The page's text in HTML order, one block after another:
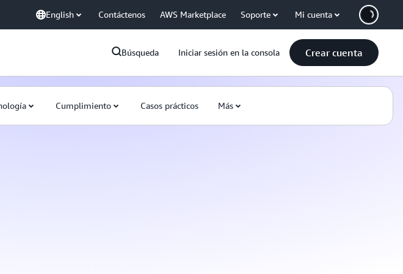
English Contáctenos AWS Marketplace Soporte Mi cuenta
Búsqueda Iniciar sesión en la consola Crear cuenta
Cumplimiento Casos prácticos Más